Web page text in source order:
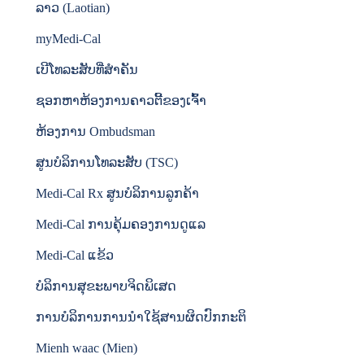
ລາວ (Laotian)
myMedi-Cal
ເບີໂທລະສັບທີ່ສໍາຄັນ
ຊອກຫາຫ້ອງການຄາວຕີ້ຂອງເຈົ້າ
ຫ້ອງການ Ombudsman
ສູນບໍລິການໂທລະສັບ (TSC)
Medi-Cal Rx ສູນບໍລິການລູກຄ້າ
Medi-Cal ການຄຸ້ມຄອງການດູແລ
Medi-Cal ແຂ້ວ
ບໍລິການສຸຂະພາບຈິດພິເສດ
ການບໍລິການການນໍາໃຊ້ສານຜິດປົກກະຕິ
Mienh waac (Mien)